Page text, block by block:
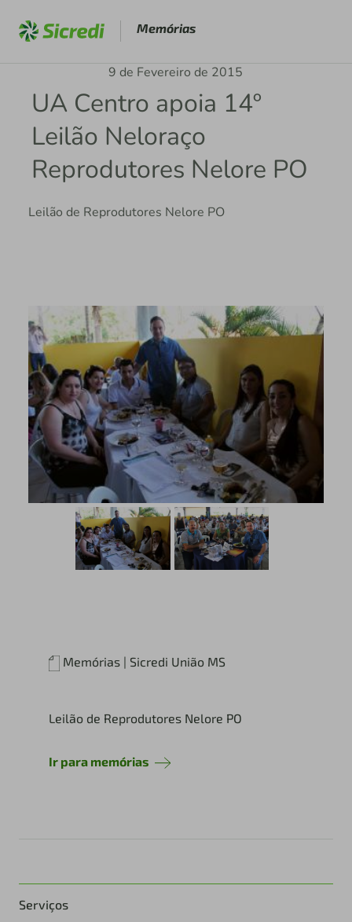
Memórias
9 de Fevereiro de 2015
UA Centro apoia 14º
Leilão Neloraço
Reprodutores Nelore PO
Leilão de Reprodutores Nelore PO
Memórias | Sicredi União MS
Leilão de Reprodutores Nelore PO
Ir para memórias
Serviços